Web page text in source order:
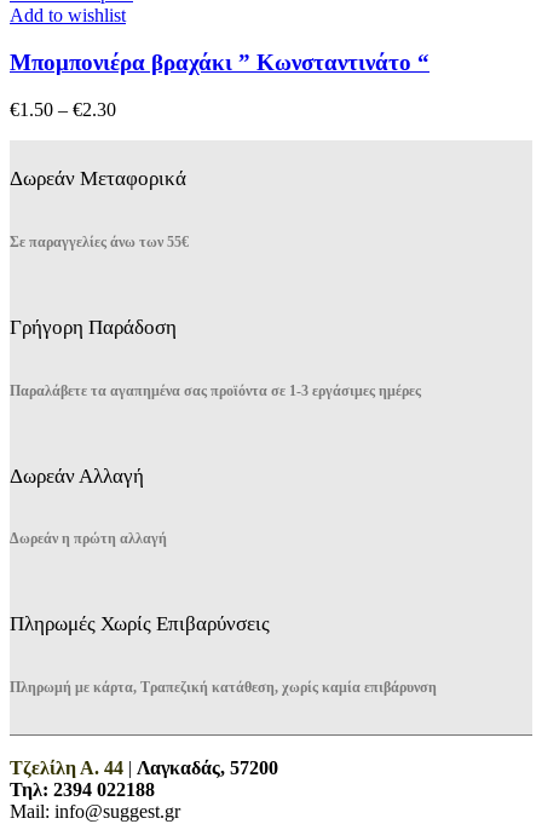
σελίδα
του
προϊόντος
έχει
παραλλαγές.
Οι
επιλογές
μπορούν
στη
του
προϊόντος
Add to wishlist
Μπομπονιέρα βραχάκι ” Κωνσταντινάτο “
€1.50 – €2.30Price
through
€2.30
Δωρεάν Μεταφορικά
Σε παραγγελίες άνω των 55€
Γρήγορη Παράδοση
Παραλάβετε τα αγαπημένα σας προϊόντα σε 1-3 εργάσιμες ημέρες
Δωρεάν Αλλαγή
Δωρεάν η πρώτη αλλαγή
Πληρωμές Χωρίς Επιβαρύνσεις
Πληρωμή με κάρτα, Τραπεζική κατάθεση, χωρίς καμία επιβάρυνση
Τζελίλη Α. 44 | Λαγκαδάς, 57200
Τηλ: 2394 022188
Mail: info@suggest.gr